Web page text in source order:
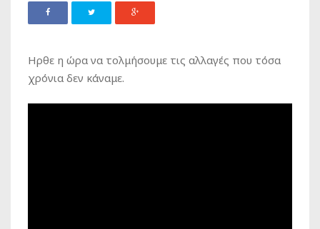
Ηρθε η ώρα να τολμήσουμε τις αλλαγές που τόσα
χρόνια δεν κάναμε.